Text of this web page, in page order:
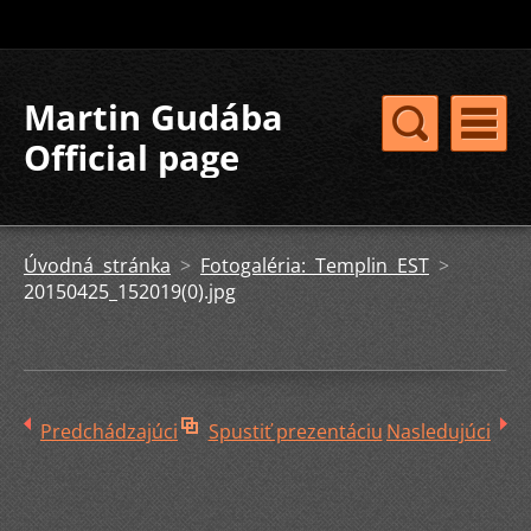
Martin Gudába
Official page
Úvodná stránka > Fotogaléria: Templin EST >
20150425_152019(0).jpg
Predchádzajúci Spustiť prezentáciu Nasledujúci